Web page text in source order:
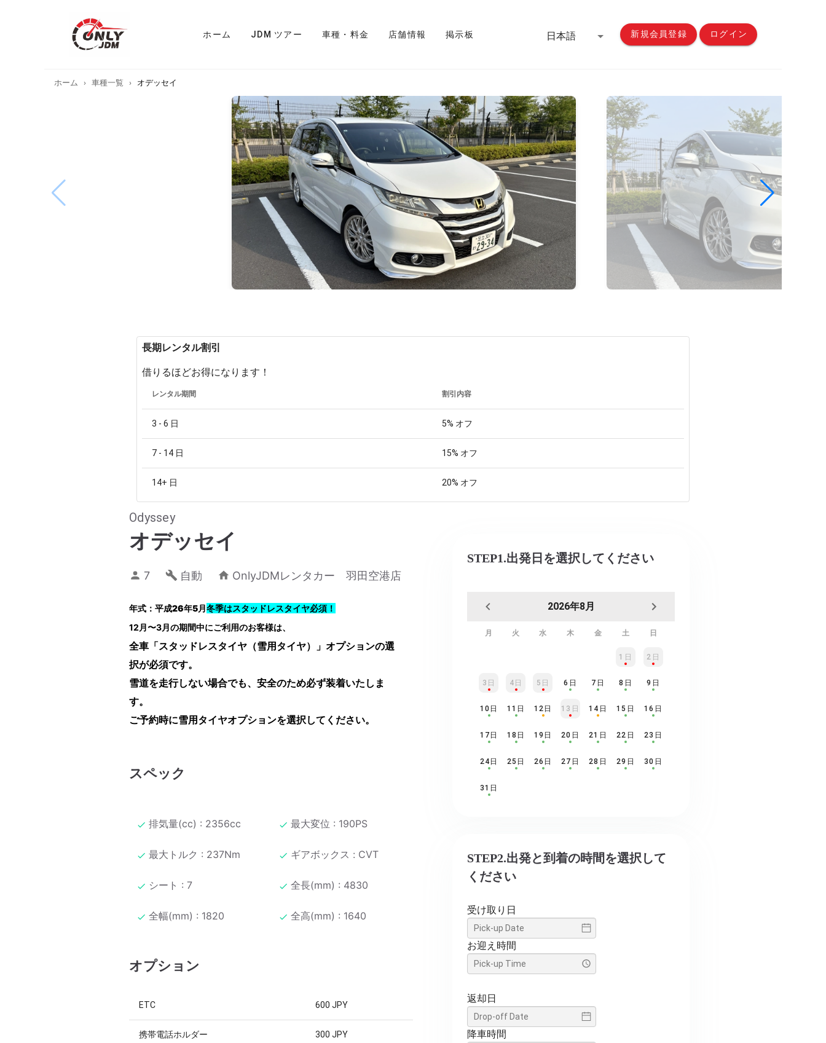
ホーム JDM ツアー 車種・料金 店舗情報 掲示板 日本語 新規会員登録 ログイン
ホーム › 車種一覧 › オデッセイ
長期レンタル割引
借りるほどお得になります！
レンタル期間 割引内容
3 - 6 日 5% オフ
7 - 14 日 15% オフ
14+ 日 20% オフ
Odyssey
オデッセイ
7 自動 OnlyJDMレンタカー 羽田空港店
年式：平成26年5月冬季はスタッドレスタイヤ必須！
12月〜3月の期間中にご利用のお客様は、
全車「スタッドレスタイヤ（雪用タイヤ）」オプションの選
択が必須です。
雪道を走行しない場合でも、安全のため必ず装着いたしま
す。
ご予約時に雪用タイヤオプションを選択してください。
スペック
排気量(cc) : 2356cc 最大変位 : 190PS
最大トルク : 237Nm ギアボックス : CVT
シート : 7 全長(mm) : 4830
全幅(mm) : 1820 全高(mm) : 1640
オプション
ETC 600 JPY
携帯電話ホルダー 300 JPY
STEP1.出発日を選択してください
2026年8月
月 火 水 木 金 土 日
1日 2日
3日 4日 5日 6日 7日 8日 9日
10日 11日 12日 13日 14日 15日 16日
17日 18日 19日 20日 21日 22日 23日
24日 25日 26日 27日 28日 29日 30日
31日
STEP2.出発と到着の時間を選択して
ください
受け取り日
お迎え時間
返却日
降車時間